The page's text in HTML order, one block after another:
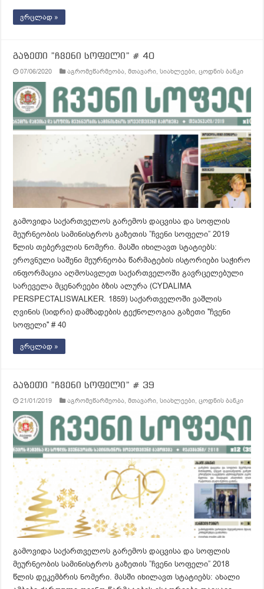
ვრცლად »
გაზეთი ”ჩვენი სოფელი” # 40
07/06/2020 აგრომეწარმეობა,მთავარი,სიახლეები,ცოდნის ბანკი
გამოვიდა საქართველოს გარემოს დაცვისა და სოფლის
მეურნეობის სამინისტროს გაზეთის ”ჩვენი სოფელი” 2019
წლის თებერვლის ნომერი. მასში იხილავთ სტატიებს:
ეროვნული საშენი მეურნეობა წარმატების ისტორიები საჭირო
ინფორმაცია აღმოსავლეთ საქართველოში გავრცელებული
სარეველა მცენარეები ბზის ალურა (CYDALIMA
PERSPECTALISWALKER. 1859) საქართველოში ვაშლის
ღვინის (სიდრი) დამზადების ტექნოლოგია გაზეთი ''ჩვენი
სოფელი'' # 40
ვრცლად »
გაზეთი ”ჩვენი სოფელი” # 39
21/01/2019 აგრომეწარმეობა,მთავარი,სიახლეები,ცოდნის ბანკი
გამოვიდა საქართველოს გარემოს დაცვისა და სოფლის
მეურნეობის სამინისტროს გაზეთის ”ჩვენი სოფელი” 2018
წლის დეკემბრის ნომერი. მასში იხილავთ სტატიებს: ახალი